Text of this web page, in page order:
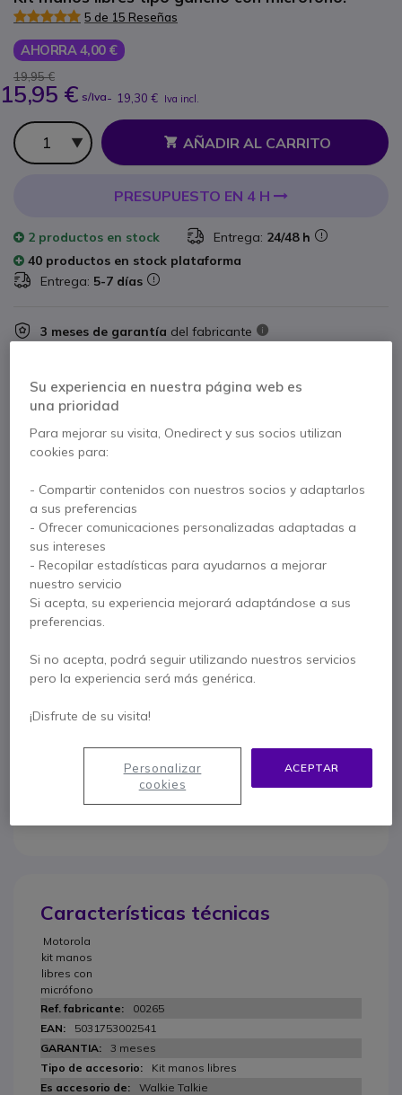
5 de 15 Reseñas
AHORRA 4,00 €
19,95 €
15,95 € s/Iva- 19,30 € Iva incl.
Cantidad
AÑADIR AL CARRITO
PRESUPUESTO EN 4 H
2 productos en stock Entrega: 24/48 h
40 productos en stock plataforma
Entrega: 5-7 días
3 meses de garantía del fabricante
Características principales
Compatible con toma walkie talkie Motorola 1 pin.
Compatible con walkie talkie series
T60/T80/T80EX/T82/T82EX/T92
Mostrar más
900 80 26 26
F.A.Q
Descripción producto
Características técnicas
Motorola
kit manos
libres con
micrófono
00265
5031753002541
3 meses
Kit manos libres
Walkie Talkie
Su experiencia en nuestra página web es
una prioridad
Para mejorar su visita, Onedirect y sus socios utilizan
cookies para:
- Compartir contenidos con nuestros socios y adaptarlos
a sus preferencias
- Ofrecer comunicaciones personalizadas adaptadas a
sus intereses
- Recopilar estadísticas para ayudarnos a mejorar
nuestro servicio
Si acepta, su experiencia mejorará adaptándose a sus
preferencias.
Si no acepta, podrá seguir utilizando nuestros servicios
pero la experiencia será más genérica.
¡Disfrute de su visita!
ACEPTAR
Personalizar
cookies